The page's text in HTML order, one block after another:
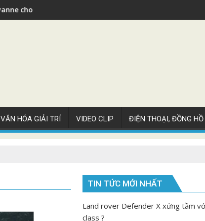
Siêu xe Bugatti Chiron Super Sport giá 82 tỷ
VĂN HÓA GIẢI TRÍ VIDEO CLIP ĐIỆN THOẠI, ĐỒNG HỒ
TIN TỨC MỚI NHẤT
Land rover Defender X xứng tầm
class ?